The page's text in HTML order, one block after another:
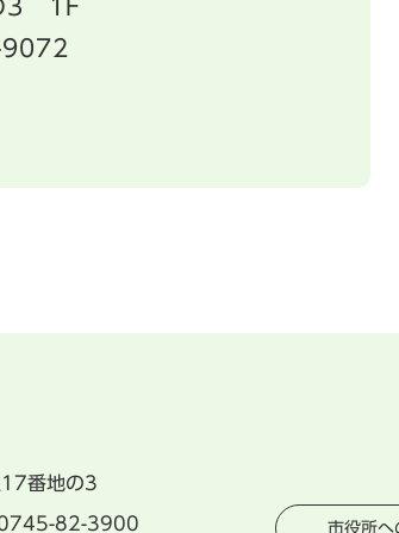
3 1F
番地の3
82-3900 市役所へ